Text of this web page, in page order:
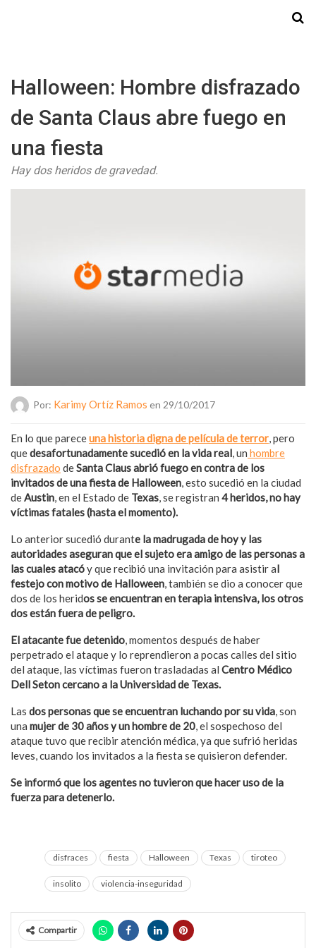
Halloween: Hombre disfrazado
de Santa Claus abre fuego en
una fiesta
Hay dos heridos de gravedad.
Por: Karimy Ortíz Ramos en 29/10/2017
En lo que pareceuna historia digna de película de terror, pero
quedesafortunadamente sucedió en la vida real, un hombre
disfrazado deSanta Claus abrió fuego en contra de los
invitados de una fiesta de Halloween, esto sucedió en la ciudad
deAustin, en el Estado de Texas, se registran 4 heridos, no hay
víctimas fatales (hasta el momento).
Lo anterior sucedió durante la madrugada de hoy y las
autoridades aseguran que el sujeto era amigo de las personas a
las cuales atacóy que recibió una invitación para asistir al
festejo con motivo de Halloween, también se dio a conocer que
dos de los heridos se encuentran en terapia intensiva, los otros
dos están fuera de peligro.
El atacante fue detenido, momentos después de haber
perpetrado el ataque y lo reprendieron a pocas calles del sitio
del ataque, las víctimas fueron trasladadas al Centro Médico
Dell Seton cercano a la Universidad de Texas.
Las dos personas que se encuentran luchando por su vida, son
una mujer de 30 años y un hombre de 20, el sospechoso del
ataque tuvo que recibir atención médica, ya que sufrió heridas
leves, cuando los invitados a la fiesta se quisieron defender.
Se informó que los agentes no tuvieron que hacer uso de la
fuerza para detenerlo.
disfraces fiesta Halloween Texas tiroteo
insolito violencia-inseguridad
Compartir